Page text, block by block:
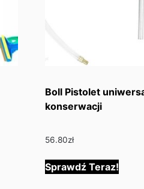
Boll Pistolet
konserwacji
56.80zł
Sprawdź Teraz!